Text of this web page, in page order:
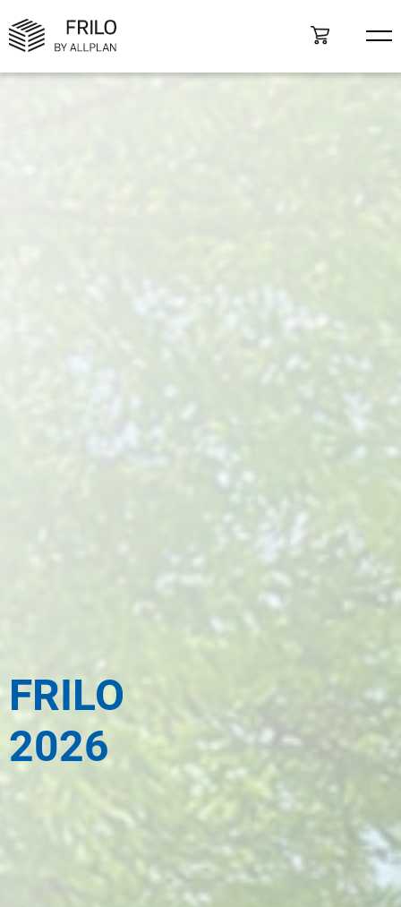
FRILO
2026